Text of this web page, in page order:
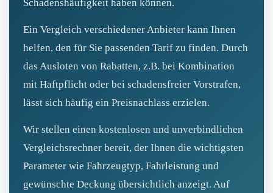
Schadenshäufigkeit haben können.
Ein Vergleich verschiedener Anbieter kann Ihnen
helfen, den für Sie passenden Tarif zu finden. Durch
das Ausloten von Rabatten, z.B. bei Kombination
mit Haftpflicht oder bei schadensfreier Vorstrafen,
lässt sich häufig ein Preisnachlass erzielen.
Wir stellen einen kostenlosen und unverbindlichen
Vergleichsrechner bereit, der Ihnen die wichtigsten
Parameter wie Fahrzeugtyp, Fahrleistung und
gewünschte Deckung übersichtlich anzeigt. Auf